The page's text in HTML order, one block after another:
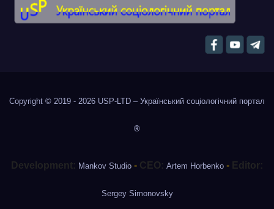
Copyright © 2019 - 2026 USP-LTD – Український соціологічний портал
®
Development: Mankov Studio - CEO: Artem Horbenko - Editor:
Sergey Simonovsky